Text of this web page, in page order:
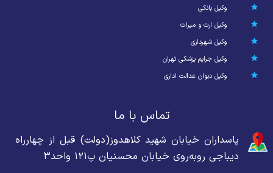
وکیل بانکی
وکیل ارث و میراث
وکیل شهرداری
وکیل جرایم پزشکی تهران
وکیل دیوان عدالت اداری
تماس با ما
پاسداران خیابان شهید کلاهدوز(دولت) قبل از چهارراه
دیباجی روبه‌روی خیابان محسنیان پ۱۲۱ واحد۳